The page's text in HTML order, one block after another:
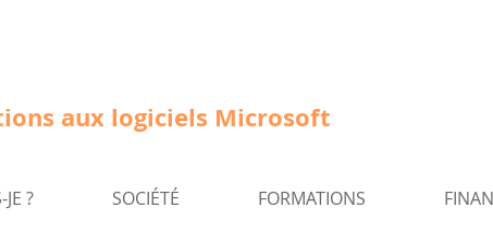
aux logiciels Microsoft
? SOCIÉTÉ FORMATIONS